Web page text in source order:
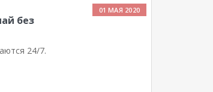
01 МАЯ 2020
без
24/7.